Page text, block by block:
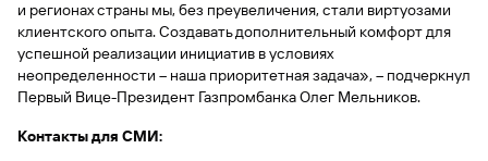
Как не
попасться
мошенникам?
Помощь по
Дистанционные
сервисы
Стать
клиентом
Газпромбанка
онлайн
Документы
для
открытия
счета
и регионах страны мы, без преувеличения, стали виртуозами
клиентского опыта. Создавать дополнительный комфорт для
успешной реализации инициатив в условиях
неопределенности – наша приоритетная задача», – подчеркнул
Первый Вице-Президент Газпромбанка Олег Мельников.
Контакты для СМИ: